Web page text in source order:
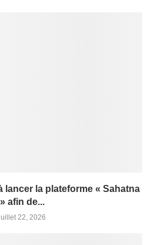
lancer la plateforme « Sahatna
» afin de...
22, 2026